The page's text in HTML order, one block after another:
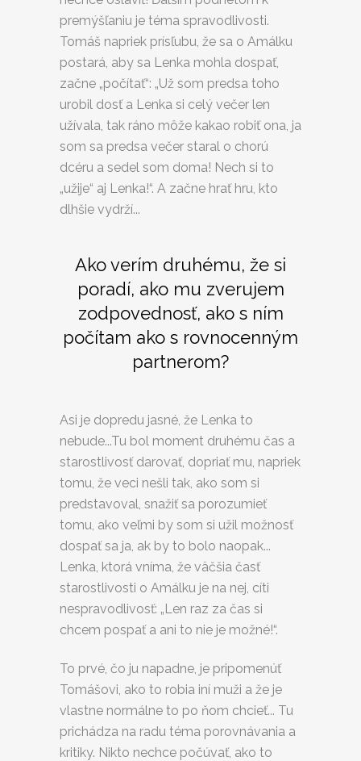
premýšľaniu je téma spravodlivosti.
Tomáš napriek prísľubu, že sa o Amálku
postará, aby sa Lenka mohla dospať,
začne „počítať“: „Už som predsa toho
urobil dosť a Lenka si celý večer len
užívala, tak ráno môže kakao robiť ona, ja
som sa predsa večer staral o chorú
dcéru a sedel som doma! Nech si to
„užije“ aj Lenka!“. A začne hrať hru, kto
dlhšie vydrží...
Ako verím druhému, že si
poradí, ako mu zverujem
zodpovednosť, ako s ním
počítam ako s rovnocenným
partnerom?
Asi je dopredu jasné, že Lenka to
nebude...Tu bol moment druhému čas a
starostlivosť darovať, dopriať mu, napriek
tomu, že veci nešli tak, ako som si
predstavoval, snažiť sa porozumieť
tomu, ako veľmi by som si užil možnosť
dospať sa ja, ak by to bolo naopak...
Lenka, ktorá vníma, že väčšia časť
starostlivosti o Amálku je na nej, cíti
nespravodlivosť: „Len raz za čas si
chcem pospať a ani to nie je možné!“.
To prvé, čo ju napadne, je pripomenúť
Tomášovi, ako to robia iní muži a že je
vlastne normálne to po ňom chcieť... Tu
prichádza na radu téma porovnávania a
kritiky. Nikto nechce počúvať, ako to